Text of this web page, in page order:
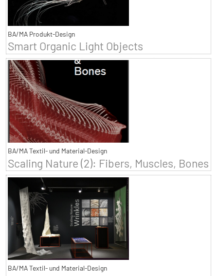
BA/MA Produkt-Design
Smart Organic Light Objects
BA/MA Textil- und Material-Design
Scaling Nature (2): Fibers, Muscles, Bones
BA/MA Textil- und Material-Design